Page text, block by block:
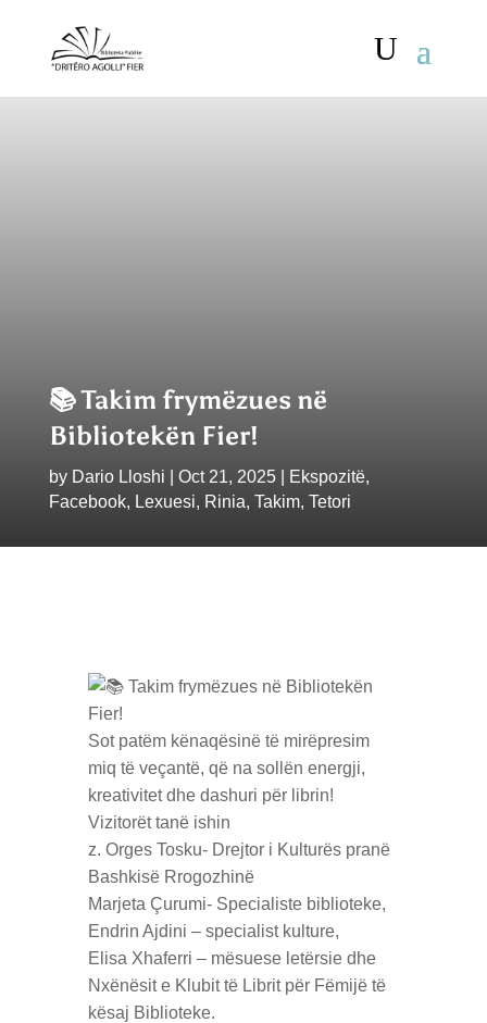
📚 Takim frymëzues në
Bibliotekën Fier!
by Dario Lloshi Oct 21, 2025| Ekspozitë,
Facebook, Lexuesi, Rinia, Takim, Tetori
Takim frymëzues në Bibliotekën
Fier!
Sot patëm kënaqësinë të mirëpresim
miq të veçantë, që na sollën energji,
kreativitet dhe dashuri për librin!
Vizitorët tanë ishin
z. Orges Tosku- Drejtor i Kulturës pranë
Bashkisë Rrogozhinë
Marjeta Çurumi- Specialiste biblioteke,
Endrin Ajdini – specialist kulture,
Elisa Xhaferri – mësuese letërsie dhe
Nxënësit e Klubit të Librit për Fëmijë të
kësaj Biblioteke.